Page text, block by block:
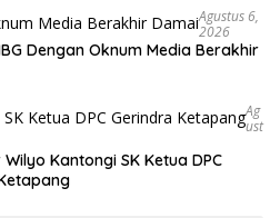
Agustus 6,
2026
Dengan Oknum Media Berakhir
Ag
Ust
Kantongi SK Ketua DPC